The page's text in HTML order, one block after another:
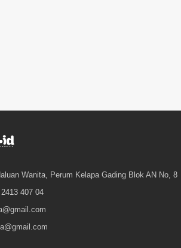
Wanita, Perum Kelapa Gading Blok AN No, 8
407 04